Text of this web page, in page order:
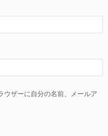
ウザーに自分の名前、メールア